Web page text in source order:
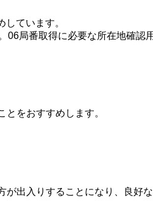
ています。
局番取得に必要な所在地確認
をおすすめします。
出入りすることになり、良好